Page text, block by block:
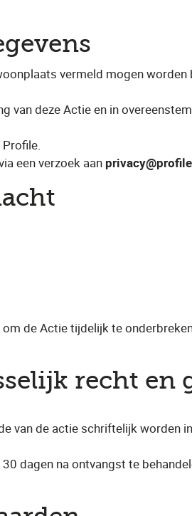
vermeld mogen
van deze Actie en in
Profile.
een verzoek aan
de Actie tijdelijk te
recht en
van de actie schriftelijk worden
dagen na ontvangst te